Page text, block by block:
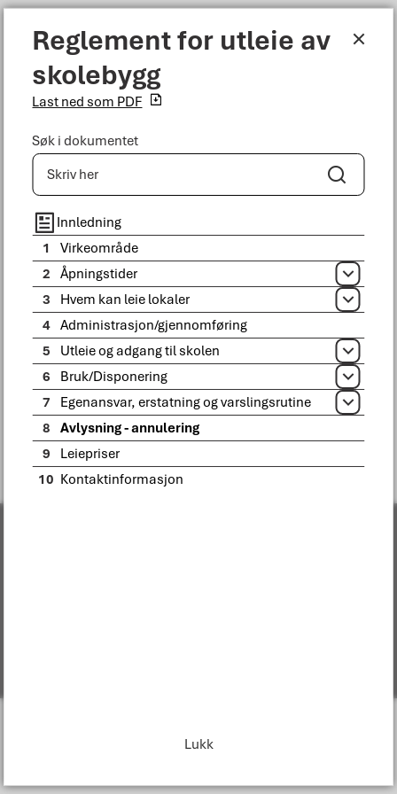
Bodø kommune
Du er her:Tjenester
Utleiereglement
Avlysning - annulering
Fant du det du lette etter?
Ja
Personvern
n
Reglement for utleie av skolebygg
Reglement for utleie av
skolebygg
Last ned som PDF
Søk i dokumentet
Søk
Innledning
1
Virkeområde
2
Åpningstider Åpne
3 Hvem kan leie lokaler Åpne
4 Administrasjon/gjennomføring
5
Utleie og adgang til skolen Åpne
6 Bruk/Disponering Åpne
7 Egenansvar, erstatning og varslingsrutine Åpne
8
Avlysning - annulering
9
Leiepriser
10 Kontaktinformasjon
Lukk